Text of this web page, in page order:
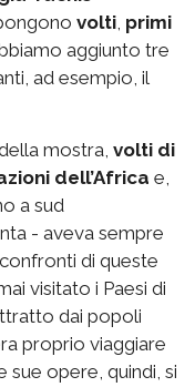
volti, primi
aggiunto tre
ad esempio, il
mostra, volti di
dell’Africa e,
a sud
- aveva sempre
di queste
visitato i Paesi di
dai popoli
proprio viaggiare
sue opere, quindi, si